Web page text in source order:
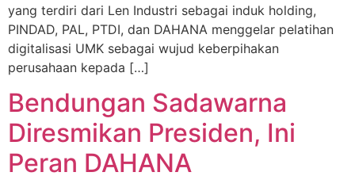
yang terdiri dari Len Industri sebagai induk holding,
PINDAD, PAL, PTDI, dan DAHANA menggelar pelatihan
digitalisasi UMK sebagai wujud keberpihakan
perusahaan kepada […]
Bendungan Sadawarna
Diresmikan Presiden, Ini
Peran DAHANA